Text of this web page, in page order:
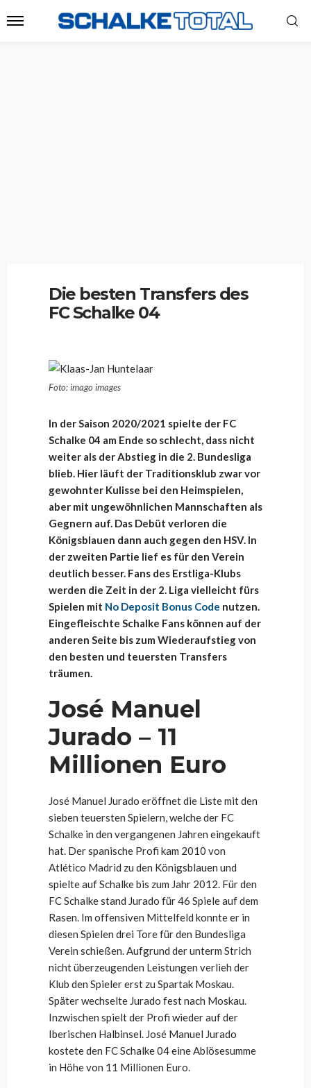
Die besten Transfers des
FC Schalke 04
Foto: imago images
In der Saison 2020/2021 spielte der FC
Schalke 04 am Ende so schlecht, dass nicht
weiter als der Abstieg in die 2. Bundesliga
blieb. Hier läuft der Traditionsklub zwar vor
gewohnter Kulisse bei den Heimspielen,
aber mit ungewöhnlichen Mannschaften als
Gegnern auf. Das Debüt verloren die
Königsblauen dann auch gegen den HSV. In
der zweiten Partie lief es für den Verein
deutlich besser. Fans des Erstliga-Klubs
werden die Zeit in der 2. Liga vielleicht fürs
Spielen mit No Deposit Bonus Code nutzen.
Eingefleischte Schalke Fans können auf der
anderen Seite bis zum Wiederaufstieg von
den besten und teuersten Transfers
träumen.
José Manuel
Jurado – 11
Millionen Euro
José Manuel Jurado eröffnet die Liste mit den
sieben teuersten Spielern, welche der FC
Schalke in den vergangenen Jahren eingekauft
hat. Der spanische Profi kam 2010 von
Atlético Madrid zu den Königsblauen und
spielte auf Schalke bis zum Jahr 2012. Für den
FC Schalke stand Jurado für 46 Spiele auf dem
Rasen. Im offensiven Mittelfeld konnte er in
diesen Spielen drei Tore für den Bundesliga
Verein schießen. Aufgrund der unterm Strich
nicht überzeugenden Leistungen verlieh der
Klub den Spieler erst zu Spartak Moskau.
Später wechselte Jurado fest nach Moskau.
Inzwischen spielt der Profi wieder auf der
Iberischen Halbinsel. José Manuel Jurado
kostete den FC Schalke 04 eine Ablösesumme
in Höhe von 11 Millionen Euro.